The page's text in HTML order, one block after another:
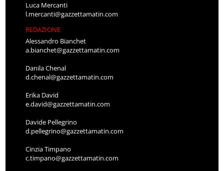
Luca Mercanti
l.mercanti@gazzettamatin.com
REDAZIONE
Alessandro Bianchet
a.bianchet@gazzettamatin.com
Danila Chenal
d.chenal@gazzettamatin.com
Erika David
e.david@gazzettamatin.com
Davide Pellegrino
d.pellegrino@gazzettamatin.com
Cinzia Timpano
c.timpano@gazzettamatin.com